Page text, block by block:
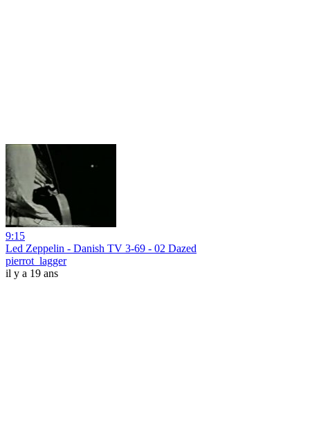
9:15
Led Zeppelin - Danish TV 3-69 - 02 Dazed
pierrot_lagger
il y a 19 ans